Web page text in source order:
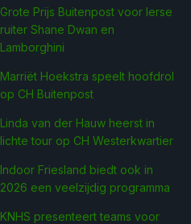
Grote Prijs Buitenpost voor Ierse
ruiter Shane Dwan en
Lamborghini
Marriët Hoekstra speelt hoofdrol
op CH Buitenpost
Linda van der Hauw heerst in
lichte tour op CH Westerkwartier
Indoor Friesland biedt ook in
2026 een veelzijdig programma
KNHS presenteert teams voor